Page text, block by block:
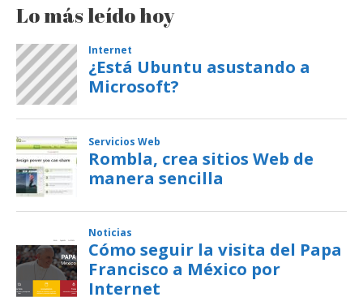
Lo más leído hoy